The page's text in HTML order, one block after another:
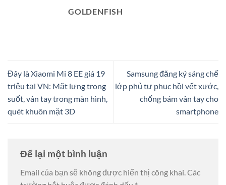
GOLDENFISH
Đây là Xiaomi Mi 8 EE giá 19
triệu tại VN: Mặt lưng trong
suốt, vân tay trong màn hình,
quét khuôn mặt 3D
Samsung đăng ký sáng chế
lớp phủ tự phục hồi vết xước,
chống bám vân tay cho
smartphone
Để lại một bình luận
Email của bạn sẽ không được hiển thị công khai.Các